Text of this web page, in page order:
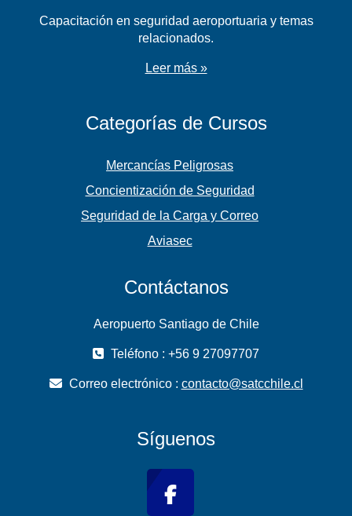
Capacitación en seguridad aeroportuaria y temas
relacionados.
Leer más »
Categorías de Cursos
Mercancías Peligrosas
Concientización de Seguridad
Seguridad de la Carga y Correo
Aviasec
Contáctanos
Aeropuerto Santiago de Chile
Teléfono : +56 9 27097707
Correo electrónico : contacto@satcchile.cl
Síguenos